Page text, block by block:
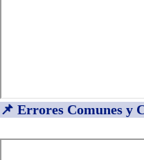
📌 Errores Comunes y